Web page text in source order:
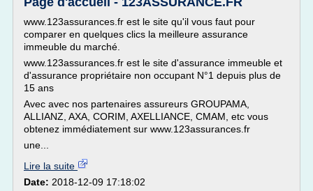
www.123assurances.fr est le site qu'il vous faut pour
comparer en quelques clics la meilleure assurance
immeuble du marché.
www.123assurances.fr est le site d'assurance immeuble et
d'assurance propriétaire non occupant N°1 depuis plus de
15 ans
Avec avec nos partenaires assureurs GROUPAMA,
ALLIANZ, AXA, CORIM, AXELLIANCE, CMAM, etc vous
obtenez immédiatement sur www.123assurances.fr
une...
Lire la suite
Date: 2018-12-09 17:18:02